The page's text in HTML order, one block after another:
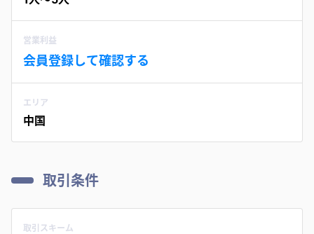
営業利益
会員登録して確認する
エリア
中国
取引条件
取引スキーム